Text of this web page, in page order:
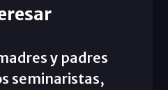
y padres
seminaristas,